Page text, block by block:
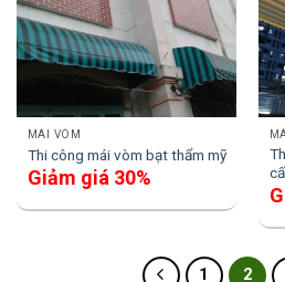
MÁI VÒM
Thi công mái vòm bạt thẩm mỹ
Giảm giá 30%
1 2